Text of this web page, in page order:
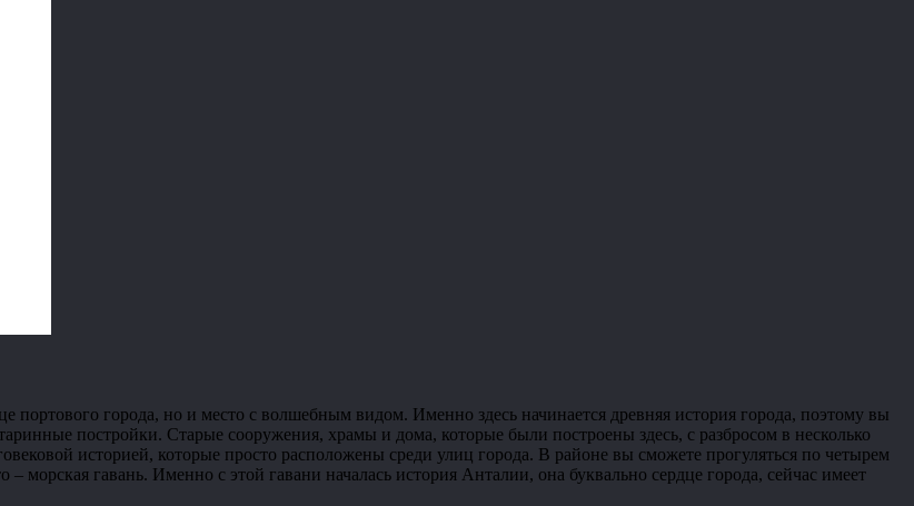
портового города, но и место с волшебным видом. Именно здесь начинается древняя история города, поэтому вы
постройки. Старые сооружения, храмы и дома, которые были построены здесь, с разбросом в несколько
историей, которые просто расположены среди улиц города. В районе вы сможете прогуляться по четырем
морская гавань. Именно с этой гавани началась история Анталии, она буквально сердце города, сейчас имеет